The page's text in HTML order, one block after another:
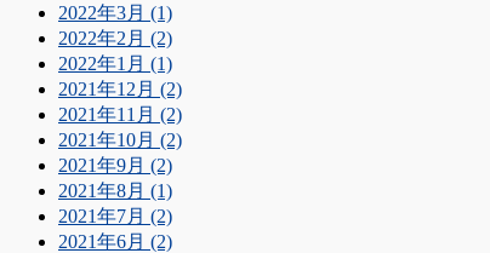
2022年3月 (1)
2022年2月 (2)
2022年1月 (1)
2021年12月 (2)
2021年11月 (2)
2021年10月 (2)
2021年9月 (2)
2021年8月 (1)
2021年7月 (2)
2021年6月 (2)